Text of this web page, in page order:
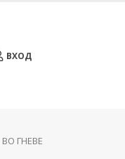
ВХОД
ГНЕВЕ